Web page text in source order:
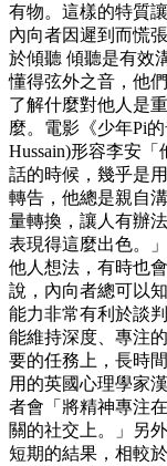
有物。這樣的特質
內向者因遲到而慌
於傾聽 傾聽是有效
懂得弦外之音，他
了解什麼對他人是
麼。電影《少年Pi
Hussain)形容李安
話的時候，幾乎是
轉告，他總是親自
量轉換，讓人有辦
表現得這麼出色。
他人想法，有時也
說，內向者總可以
能力非常有利於談
能維持深度、專注
要的任務上，長時
用的英國心理學家
者會「將精神專注
關的社交上。」另
短期的結果，相較